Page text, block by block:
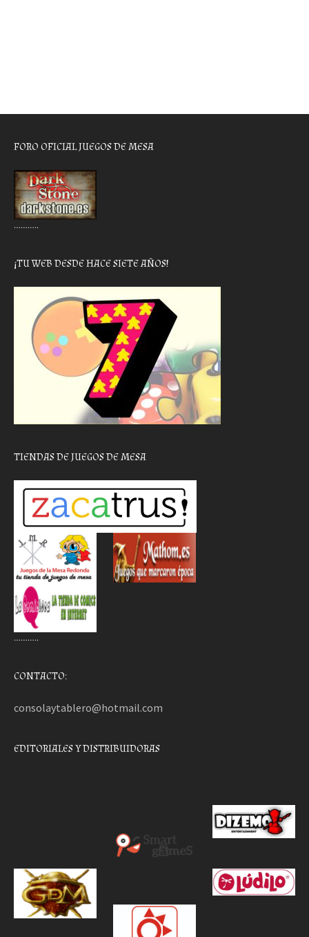
FORO OFICIAL JUEGOS DE MESA
………..
¡TU WEB DESDE HACE SIETE AÑOS!
TIENDAS DE JUEGOS DE MESA
………..
CONTACTO:
consolaytablero@hotmail.com
EDITORIALES Y DISTRIBUIDORAS